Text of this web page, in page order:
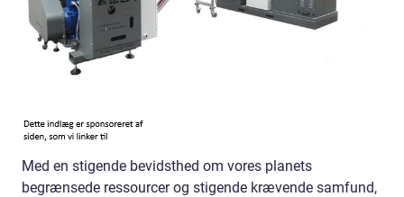
Med en stigende bevidsthed om vores planets
begrænsede ressourcer og stigende krævende samfund,